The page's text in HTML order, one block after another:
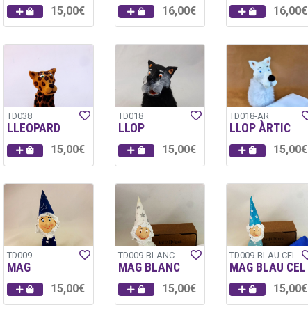
15,00€ 16,00€ 16,00€
TD038
LLEOPARD
15,00€
TD018
LLOP
15,00€
TD018-AR
LLOP ÀRTIC
15,00€
TD009
MAG
15,00€
TD009-BLANC
MAG BLANC
15,00€
TD009-BLAU CEL
MAG BLAU CEL
15,00€